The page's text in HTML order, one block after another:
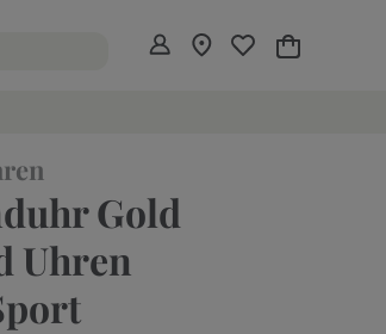
Mein
Gold
Uhren